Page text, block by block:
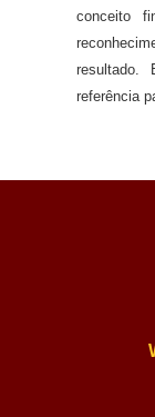
conceito
resultado.
referência